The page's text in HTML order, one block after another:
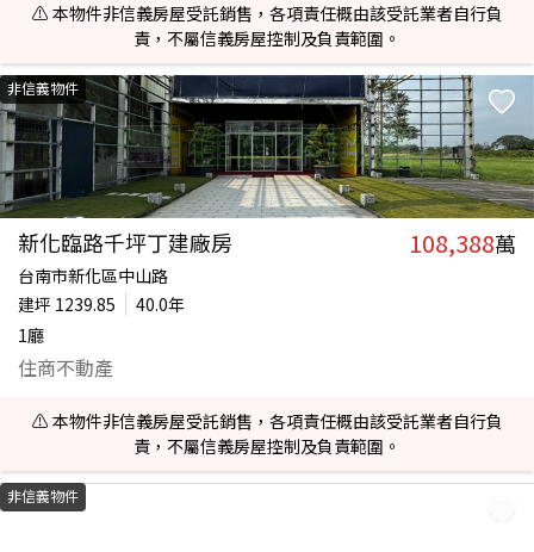
⚠️ 本物件非信義房屋受託銷售，各項責任概由該受託業者自行負
責，不屬信義房屋控制及負責範圍。
非信義物件
新化臨路千坪丁建廠房 108,388萬
台南市新化區中山路
建坪 1239.85
40.0年
1廳
住商不動產
⚠️ 本物件非信義房屋受託銷售，各項責任概由該受託業者自行負
責，不屬信義房屋控制及負責範圍。
非信義物件